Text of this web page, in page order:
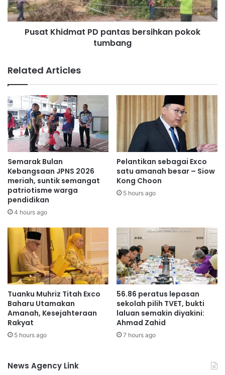
adalah selaras dengan undang-undang domestik sedia ada
serta mengutamakan pembangunan sosioekonomi
Malaysia,” katanya.
s
u
i
n
a
m
p
u
n
B
a
h
a
g
a
J
i
b
o
i
i
d
D
p
a
n
t
a
s
b
e
r
s
i
h
k
n
p
o
k
o
k
t
u
m
b
a
Pusat Khidmat PD pantas bersihkan pokok
tumbang
Related Articles
Semarak Bulan
Kebangsaan JPNS 2026
meriah, suntik semangat
patriotisme warga
pendidikan
4 hours ago
Pelantikan sebagai Exco
satu amanah besar – Siow
Kong Choon
5 hours ago
Tuanku Muhriz Titah Exco
Baharu Utamakan
Amanah, Kesejahteraan
Rakyat
5 hours ago
56.86 peratus lepasan
sekolah pilih TVET, bukti
laluan semakin diyakini:
Ahmad Zahid
7 hours ago
News Agency Link